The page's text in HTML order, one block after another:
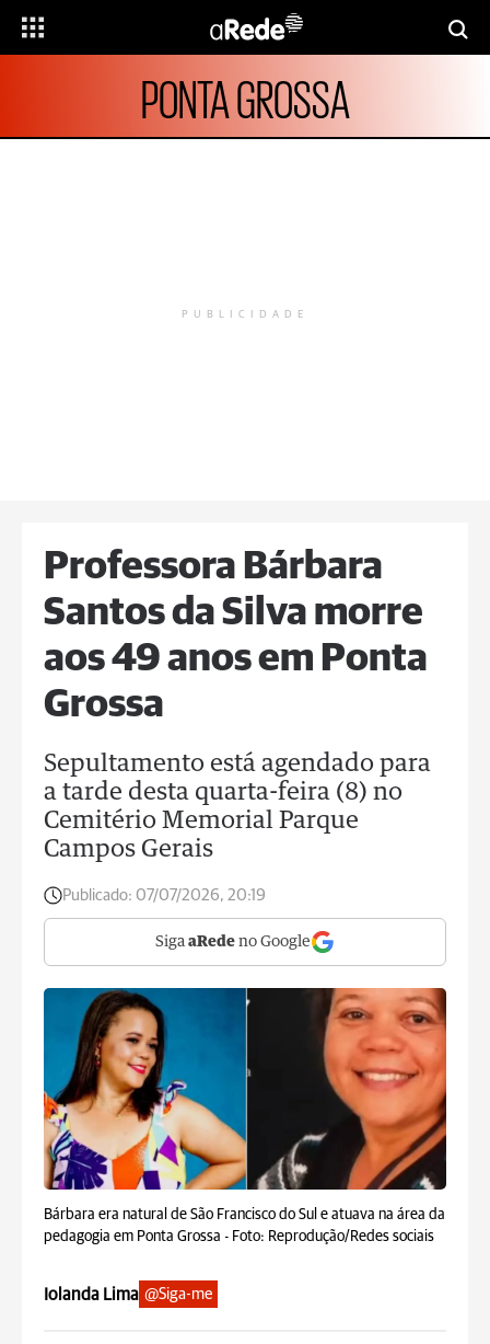
PONTA GROSSA
PUBLICIDADE
Professora Bárbara
Santos da Silva morre
aos 49 anos em Ponta
Grossa
Sepultamento está agendado para
a tarde desta quarta-feira (8) no
Cemitério Memorial Parque
Campos Gerais
Publicado: 07/07/2026, 20:19
Siga aRede no Google
Bárbara era natural de São Francisco do Sul e atuava na área da
pedagogia em Ponta Grossa - Foto: Reprodução/Redes sociais
Iolanda Lima @Siga-me